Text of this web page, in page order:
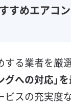
クリーニング
実績
フォロー
女性スタッ
ルギー対策
ハウスダ
すめエアコ
る業者を厳
への対応」
ビスの充実度